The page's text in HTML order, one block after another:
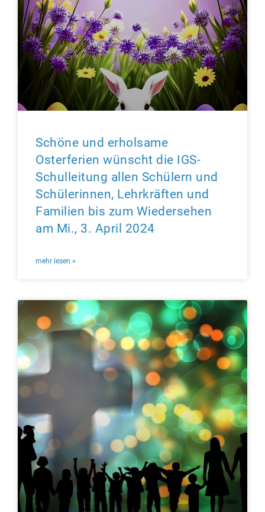
Schöne und erholsame
Osterferien wünscht die IGS-
Schulleitung allen Schülern und
Schülerinnen, Lehrkräften und
Familien bis zum Wiedersehen
am Mi., 3. April 2024
mehr lesen »